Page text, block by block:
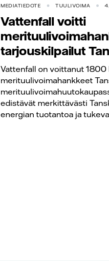
MEDIATIEDOTE TUULIVOIMA
Vattenfall voitti
tarjouskilpailut
Vattenfall on voittanut 1800
merituulivoimahankkeet
edistävät merkittävästi
energian tuotantoa ja